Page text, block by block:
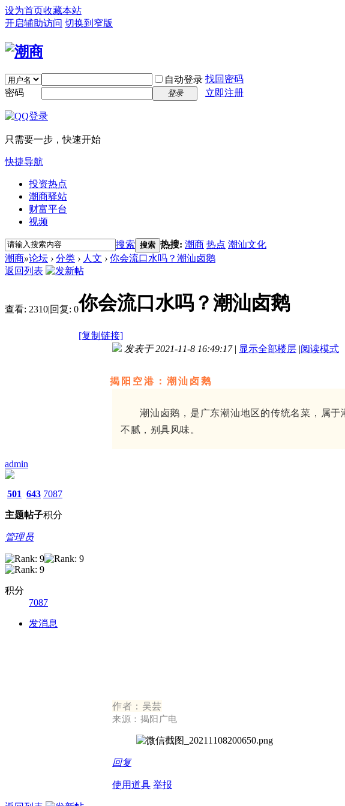
设为首页收藏本站
开启辅助访问 切换到窄版
自动登录 找回密码
密码
登录 立即注册
只需要一步，快速开始
快捷导航
投资热点
潮商驿站
财富平台
视频
搜索 搜索 热搜: 潮商 热点 潮汕文化
潮商»论坛 › 分类 › 人文 › 你会流口水吗？潮汕卤鹅
返回列表
查看: 2310|回复: 0你会流口水吗？潮汕卤鹅
[复制链接]
admin
501
主题
643
帖子
7087
积分
管理员
积分
7087
发消息
发表于 2021-11-8 16:49:17 | 显示全部楼层 |阅读模式
揭阳空港：潮汕卤鹅
潮汕卤鹅，是广东潮汕地区的传统名菜，属
不腻，别具风味。
作者：吴芸
来源：揭阳广电
回复
使用道具 举报